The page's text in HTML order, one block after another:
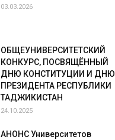
03.03.2026
ОБЩЕУНИВЕРСИТЕТСКИЙ
КОНКУРС, ПОСВЯЩЁННЫЙ
ДНЮ КОНСТИТУЦИИ И ДНЮ
ПРЕЗИДЕНТА РЕСПУБЛИКИ
ТАДЖИКИСТАН
24.10.2025
АНОНС Университетов